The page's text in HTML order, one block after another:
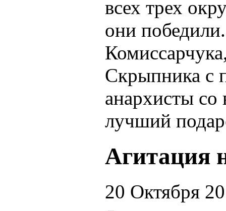
всех трех
они
Скрыпника с
анархисты со
лучший
Агитация
20 Октября